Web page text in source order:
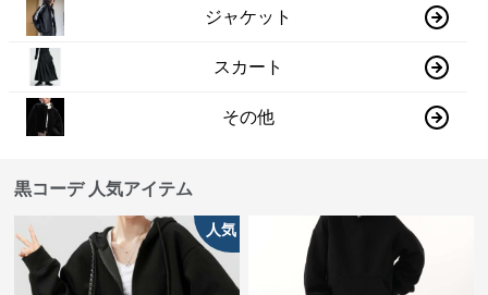
ジャケット
スカート
その他
黒コーデ 人気アイテム
人気